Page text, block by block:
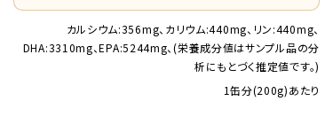
カルシウム:356mg、カリウム:440mg、リン:440mg、
DHA:3310mg、EPA:5244mg、(栄養成分値はサンプル品の分
析にもとづく推定値です。)
1缶分(200g)あたり